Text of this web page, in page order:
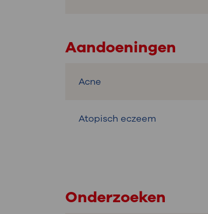
Aandoeningen
Acne
Atopisch eczeem
Onderzoeken